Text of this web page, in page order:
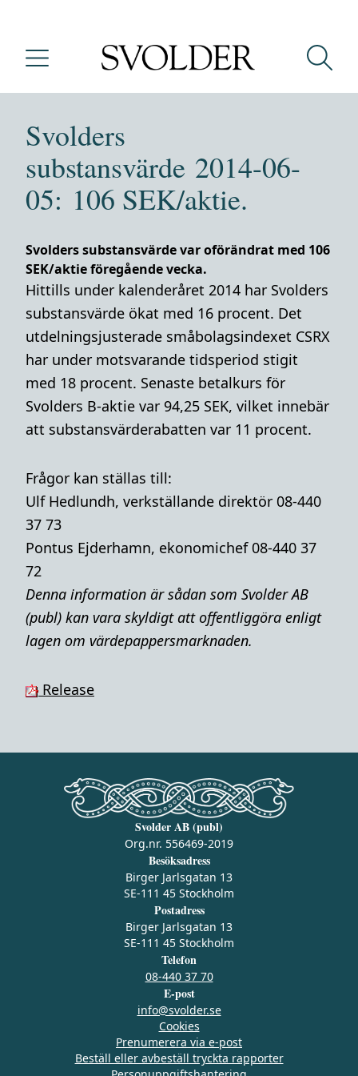
Svolders
substansvärde 2014-06-
05: 106 SEK/aktie.
Svolders substansvärde var oförändrat med 106
SEK/aktie föregående vecka.
Hittills under kalenderåret 2014 har Svolders
substansvärde ökat med 16 procent. Det
utdelningsjusterade småbolagsindexet CSRX
har under motsvarande tidsperiod stigit
med 18 procent. Senaste betalkurs för
Svolders B-aktie var 94,25 SEK, vilket innebär
att substansvärderabatten var 11 procent.
Frågor kan ställas till:
Ulf Hedlundh, verkställande direktör 08-440
37 73
Pontus Ejderhamn, ekonomichef 08-440 37
72
Denna information är sådan som Svolder AB
(publ) kan vara skyldigt att offentliggöra enligt
lagen om värdepappersmarknaden.
Release
Svolder AB (publ)
Org.nr. 556469-2019
Besöksadress
Birger Jarlsgatan 13
SE-111 45 Stockholm
Postadress
Birger Jarlsgatan 13
SE-111 45 Stockholm
Telefon
08-440 37 70
E-post
info@svolder.se
Cookies
Prenumerera via e‑post
Beställ eller avbeställ tryckta rapporter